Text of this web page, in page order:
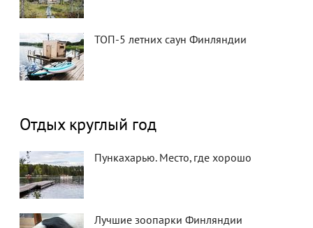
ТОП-5 летних саун Финляндии
Отдых круглый год
Пункахарью. Место, где хорошо
Лучшие зоопарки Финляндии